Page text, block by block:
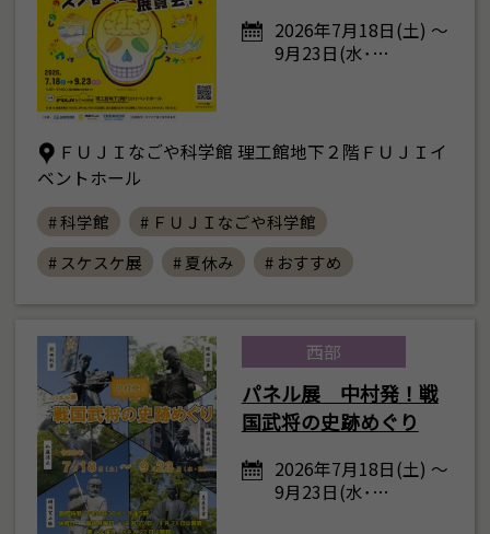
2026年7月18日(土) ～
9月23日(水･…
ＦＵＪＩなごや科学館 理工館地下２階ＦＵＪＩイ
ベントホール
# 科学館
# ＦＵＪＩなごや科学館
# スケスケ展
# 夏休み # おすすめ
西部
パネル展 中村発！戦
国武将の史跡めぐり
2026年7月18日(土) ～
9月23日(水･…